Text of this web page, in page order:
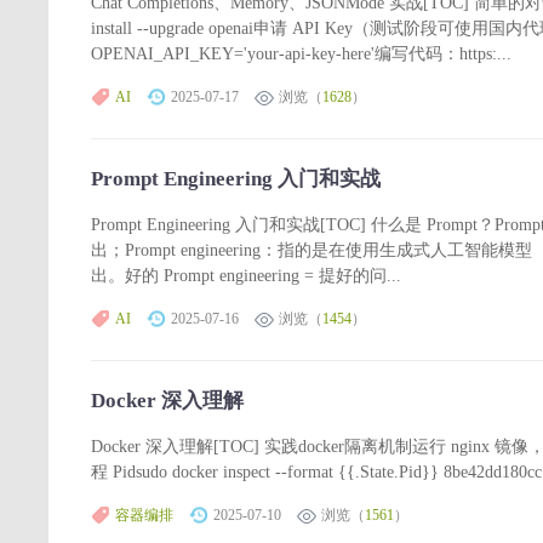
install --upgrade openai申请 API Key（测试阶段可使用国内
OPENAI_API_KEY='your-api-key-here'编写代码：https:...
AI 2025-07-17 浏览（ 1628）
Prompt Engineering 入门和实战
Prompt Engineering 入门和实战[TOC] 什么是 Prompt？
出；Prompt engineering：指的是在使用生成式人工智能模
出。好的 Prompt engineering = 提好的问...
AI 2025-07-16 浏览（ 1454）
Docker 深入理解
Docker 深入理解[TOC] 实践docker隔离机制运行 nginx 镜像
程 Pidsudo docker inspect --format {{.State.Pid}}
容器编排 2025-07-10 浏览（ 1561）